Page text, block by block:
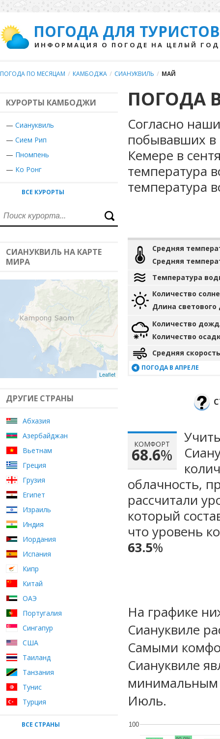
ПОГОДА ДЛЯ ТУРИСТОВ
ИНФОРМАЦИЯ О ПОГОДЕ НА ЦЕЛЫЙ ГОД
ПОГОДА ПО МЕСЯЦАМ / КАМБОДЖА / СИАНУКВИЛЬ / МАЙ
КУРОРТЫ КАМБОДЖИ
— Сиануквиль
— Сием Рип
— Пномпень
— Ко Ронг
ВСЕ КУРОРТЫ
СИАНУКВИЛЬ НА КАРТЕ
МИРА
Leaflet
ДРУГИЕ СТРАНЫ
Абхазия
Азербайджан
Вьетнам
Греция
Грузия
Египет
Израиль
Индия
Иордания
Испания
Кипр
Китай
ОАЭ
Португалия
Сингапур
США
Таиланд
Танзания
Тунис
Турция
ВСЕ СТРАНЫ
ПОГОДА
Согласно
побывавших в
Кемере в
температура
температура
Средняя
Средняя
Температура
Количество
Длина светового
Количество
Количество
Средняя
ПОГОДА В АПРЕЛЕ
КОМФОРТ
68.6%
облачность,
рассчитали
который
что уровень
63.5%
На графике
Сиануквиле
Самыми
Сиануквиле
минимальным
Июль.
100